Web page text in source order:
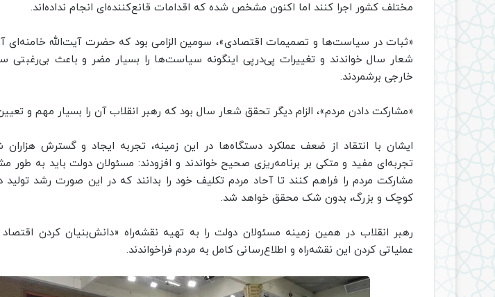
مختلف کشور اجرا کنند اما اکنون مشخص شده که اقدامات قانع‌کننده‌ای انجام نداده‌اند.
«ثبات در سیاست‌ها و تصمیمات اقتصادی»، سومین الزامی بود که حضرت آیت‌الله خامنه‌ای
شعار سال خواندند و تغییرات پی‌در‌پی اینگونه سیاست‌‌ها را بسیار مضر و باعث بی‌رغبتی
خارجی برشمردند.
«مشارکت دادن مردم»، الزام دیگر تحقق شعار سال بود که رهبر انقلاب آن را بسیار مهم و
ایشان با انتقاد از ضعف عملکرد دستگاه‌ها در این زمینه، تجربه ایجاد و گسترش هزاران
تجربه‌ای مفید و متکی بر برنامه‌ریزی صحیح خواندند و افزودند: مسئولان دولت باید به
مشارکت مردم را فراهم کنند تا آحاد مردم تکلیف خود را بدانند که در این صورت رشد
کوچک و بزرگ، بدون شک محقق خواهد شد.
رهبر انقلاب در همین زمینه مسئولان دولت را به تهیه نقشه‌راه «دانش‌بنیان کردن اقتصاد
عملیاتی کردن این نقشه‌راه و اطلاع‌رسانی کامل به مردم فراخواندند.